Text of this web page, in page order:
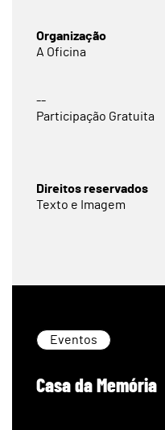
Organização
A Oficina
--
Participação Gratuita
Direitos reservados
Texto e Imagem
Eventos
Casa da Memória